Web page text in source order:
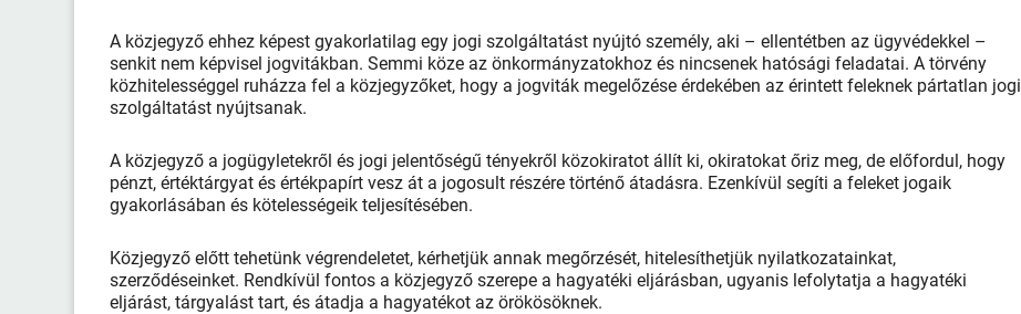
A közjegyző ehhez képest gyakorlatilag egy jogi szolgáltatást nyújtó személy, aki – ellentétben az ügyvédekkel –
senkit nem képvisel jogvitákban. Semmi köze az önkormányzatokhoz és nincsenek hatósági feladatai. A törvény
közhitelességgel ruházza fel a közjegyzőket, hogy a jogviták megelőzése érdekében az érintett feleknek pártatlan jogi
szolgáltatást nyújtsanak.
A közjegyző a jogügyletekről és jogi jelentőségű tényekről közokiratot állít ki, okiratokat őriz meg, de előfordul, hogy
pénzt, értéktárgyat és értékpapírt vesz át a jogosult részére történő átadásra. Ezenkívül segíti a feleket jogaik
gyakorlásában és kötelességeik teljesítésében.
Közjegyző előtt tehetünk végrendeletet, kérhetjük annak megőrzését, hitelesíthetjük nyilatkozatainkat,
szerződéseinket. Rendkívül fontos a közjegyző szerepe a hagyatéki eljárásban, ugyanis lefolytatja a hagyatéki
eljárást, tárgyalást tart, és átadja a hagyatékot az örökösöknek.